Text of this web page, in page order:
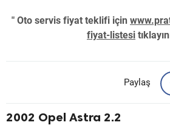
" Oto servis fiyat teklifi için
fiyat-listesi
Paylaş
2002 Opel Astra 2.2